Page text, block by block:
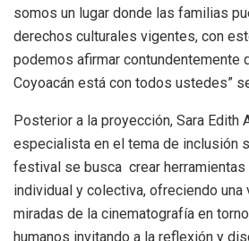
somos un lugar donde las familias
derechos culturales vigentes, con
podemos afirmar contundentemente
Coyoacán está con todos ustedes”
Posterior a la proyección, Sara Edith
especialista en el tema de inclusión
festival se busca crear
individual y colectiva, ofreciendo una
miradas de la cinematografía en
humanos invitando a la reflexión y